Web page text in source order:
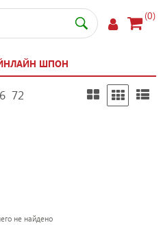
(0)
ШПОН
72
не найдено